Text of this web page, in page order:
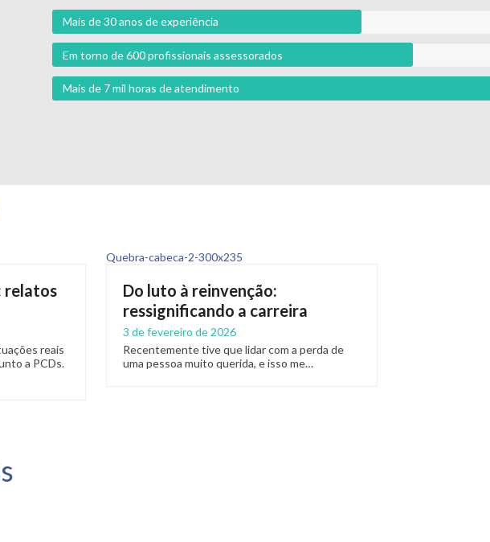
Mais de 30 anos de experiência
Em torno de 600 profissionais assessorados
Mais de 7 mil horas de atendimento
relatos
reais
a PCDs.
Do luto à reinvenção:
ressignificando a carreira
3 de fevereiro de 2026
Recentemente tive que lidar com a perda de
uma pessoa muito querida, e isso me…